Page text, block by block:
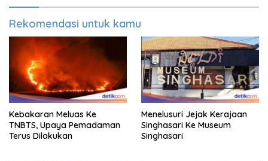
Rekomendasi untuk kamu
Kebakaran Meluas Ke
TNBTS, Upaya Pemadaman
Terus Dilakukan
Menelusuri Jejak Kerajaan
Singhasari Ke Museum
Singhasari